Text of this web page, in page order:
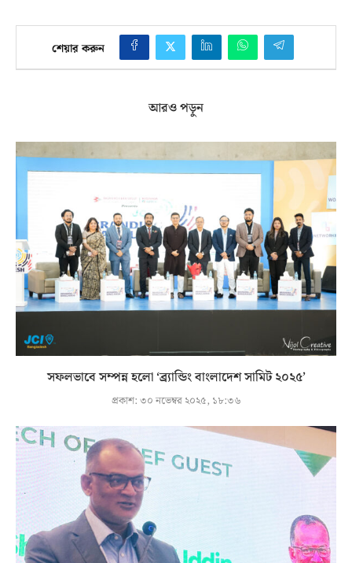
শেয়ার করুন
আরও পড়ুন
সফলভাবে সম্পন্ন হলো ‘ব্র্যান্ডিং বাংলাদেশ সামিট ২০২৫’
প্রকাশ:৩০ নভেম্বর ২০২৫, ১৮:৩৬